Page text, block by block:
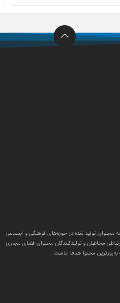
محتوای تولید شده در حوزه‌های فرهنگی و اجتماعیِ
مخاطبان و تولید‌کنندگان محتوای فضای مجازی
به‌روزترین محتوا هدف ماست.